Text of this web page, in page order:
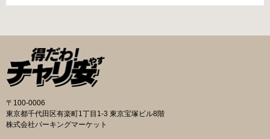
シュタグ： #北小金駅の自転車ライフ メンシ
ョン ： @niringram 賞品 応募いただいた方
の中から抽選で QUOカードPay500円分×10名
様 投稿のルール・注意事項 ・キャンペーン期間
中に何度も投稿可能です。 ・応募期間内の投稿
は隠す加工をして投稿してください。 ・以下の
写真は選考対象外となります。 公道での違反行
置されることでゴミの投棄や治安の悪化につな
がるケースもあります。こうしたトラブルを未
然に防ぐために、自治体では定期的に撤去作業
が実施されています。 撤去の流れと手続き 自転
車が放置されていると判断された場合、自治体
を求めます。指定された日数を経過しても移動
されないと、保管所に移送されます。おおむね
〒100-0006
東京都千代田区有楽町1丁目1-3 東京宝塚ビル8階
株式会社パーキングマーケット